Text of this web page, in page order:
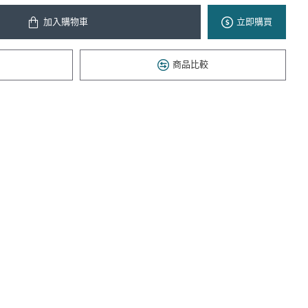
加入購物車 立即購買
商品比較